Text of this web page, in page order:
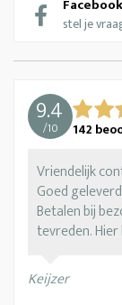
Facebook
stel je
9.4
/10 142
Vriendelijk
Goed
Betalen bij
tevreden.
Keijzer